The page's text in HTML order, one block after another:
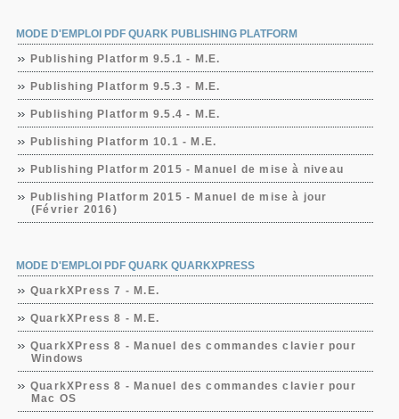
MODE D'EMPLOI PDF QUARK PUBLISHING PLATFORM
Publishing Platform 9.5.1 - M.E.
Publishing Platform 9.5.3 - M.E.
Publishing Platform 9.5.4 - M.E.
Publishing Platform 10.1 - M.E.
Publishing Platform 2015 - Manuel de mise à niveau
Publishing Platform 2015 - Manuel de mise à jour
(Février 2016)
MODE D'EMPLOI PDF QUARK QUARKXPRESS
QuarkXPress 7 - M.E.
QuarkXPress 8 - M.E.
QuarkXPress 8 - Manuel des commandes clavier pour
Windows
QuarkXPress 8 - Manuel des commandes clavier pour
Mac OS